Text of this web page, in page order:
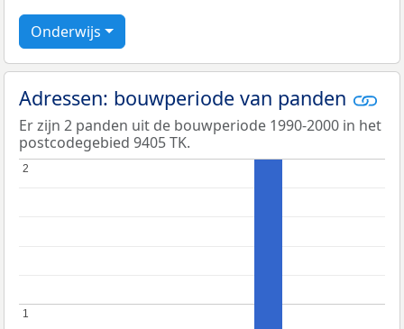
Onderwijs
Adressen: bouwperiode van panden
Er zijn 2 panden uit de bouwperiode 1990-2000 in het
postcodegebied 9405 TK.
1
1
2
2